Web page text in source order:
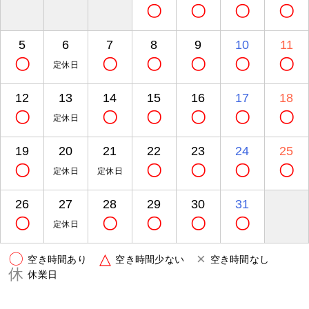
〇 〇 〇 〇
5
〇
6
定休日
7
〇
8
〇
9
〇
10
〇
11
〇
12
〇
13
定休日
14
〇
15
〇
16
〇
17
〇
18
〇
19
〇
20
定休日
21
定休日
22
〇
23
〇
24
〇
25
〇
26
〇
27
定休日
28
〇
29
〇
30
〇
31
〇
〇 空き時間あり △ 空き時間少ない × 空き時間なし
休 休業日